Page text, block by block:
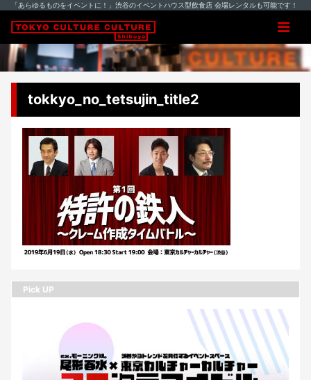
「あらゆるものをイベントに！」渋谷のイベントハウス型飲食店 会場レンタルも可能です！
tokkyo_no_tetsujin_title2
Pick UP